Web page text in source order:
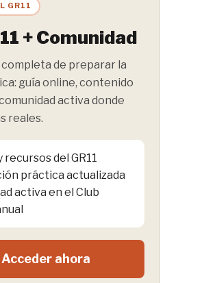
GR11
+ Comunidad
completa de preparar la
guía online, contenido
activa donde
reales.
recursos del GR11
práctica actualizada
activa en el Club
ahora